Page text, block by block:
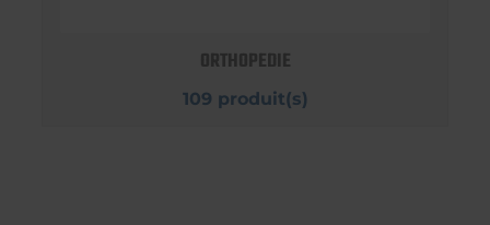
ORTHOPEDIE
109 produit(s)